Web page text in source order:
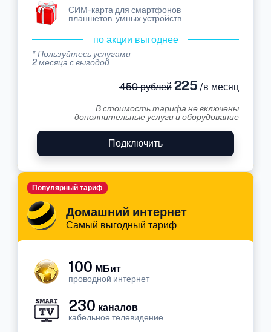
СИМ-карта для смартфонов
планшетов, умных устройств
по акции выгоднее
* Пользуйтесь услугами
2 месяца с выгодой
450 рублей225 /в месяц
В стоимость тарифа не включены
дополнительные услуги и оборудование
Подключить
Домашний интернет
Самый выгодный тариф
Популярный тариф
100 МБит
проводной интернет
230 каналов
кабельное телевидение